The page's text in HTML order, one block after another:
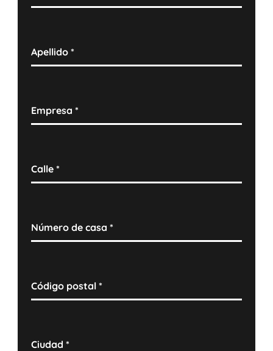
Apellido*
Empresa*
Calle*
Número de casa*
Código postal*
Ciudad*